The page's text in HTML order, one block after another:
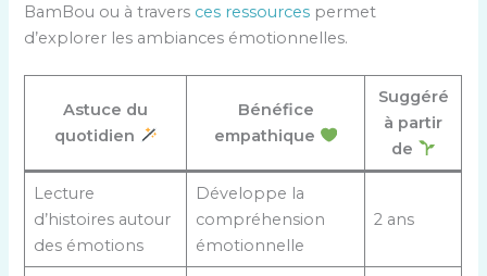
BamBou ou à travers ces ressources permet
d’explorer les ambiances émotionnelles.
Astuce du
quotidien
Bénéfice
empathique
Suggéré
à partir
de
Lecture
d’histoires autour
des émotions
Développe la
compréhension
émotionnelle
2 ans